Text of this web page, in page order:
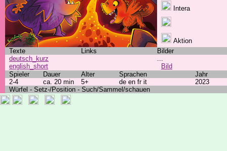
Intera
Aktion
Texte
Links
Bilder
deutsch_kurz
english_short
...
Bild
Spieler
Dauer Alter Sprachen
Jahr
2-4
ca. 20 min 5+ de en fr it
2023
Würfel - Setz-/Position - Such/Sammel/schauen